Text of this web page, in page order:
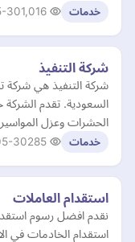
خدمات 30
شركة التنفيذ
السعودية. تقدم
الحشرات وعزل
خدمات 30
استقدام العاملات
نقدم افضل رسوم
استقدام الخادمات في